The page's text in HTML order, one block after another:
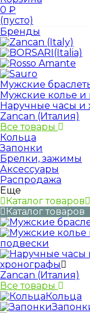
0 ₽
(пусто)
Бренды
Мужские
Мужские колье и
Наручные часы и
Zancan (Италия)
Все товары
Кольца
Запонки
Брелки, зажимы
Аксессуары
Распродажа
Еще
Каталог товаров
Каталог товаров
подвески
хронографы
Zancan (Италия)
Все товары
Кольца